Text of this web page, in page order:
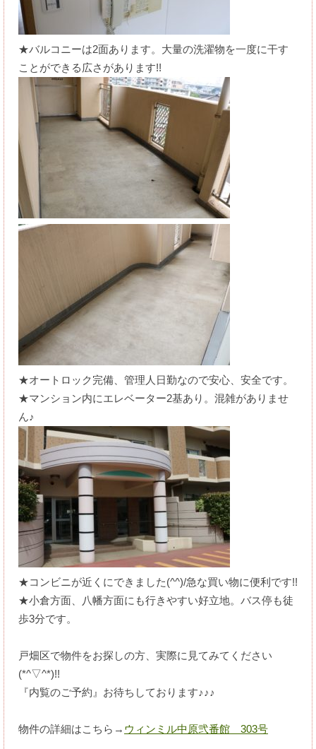
★バルコニーは2面あります。大量の洗濯物を一度に干す
ことができる広さがあります!!
★オートロック完備、管理人日勤なので安心、安全です。
★マンション内にエレベーター2基あり。混雑がありませ
ん♪
★コンビニが近くにできました(^^)/急な買い物に便利です!!
★小倉方面、八幡方面にも行きやすい好立地。バス停も徒
歩3分です。
戸畑区で物件をお探しの方、実際に見てみてください
(*^▽^*)!!
『内覧のご予約』お待ちしております♪♪♪
物件の詳細はこちら→ ウィンミル中原弐番館 303号